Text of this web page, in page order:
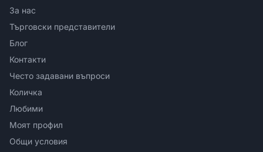
За нас
Търговски представители
Блог
Контакти
Често задавани въпроси
Количка
Любими
Моят профил
Общи условия